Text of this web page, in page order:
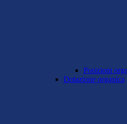
Posizioni
Dotazione organica